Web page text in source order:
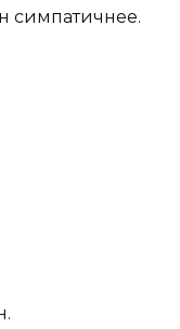
симпатичнее.